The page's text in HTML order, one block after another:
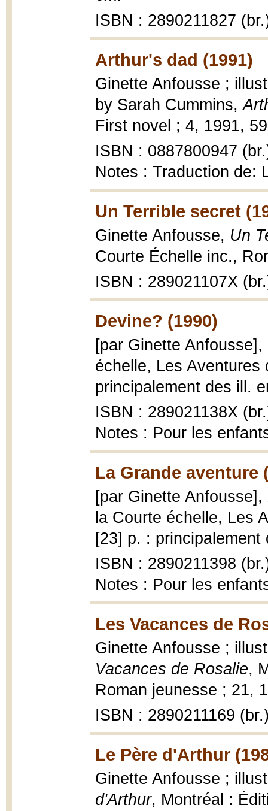
ISBN : 2890211827
Arthur's dad (1991)
Ginette Anfousse ;
by Sarah Cummins,
First novel ; 4, 1991,
ISBN : 0887800947
Notes : Traduction de:
Un Terrible secret
Ginette Anfousse, Un
Courte Échelle inc.,
ISBN : 289021107X
Devine? (1990)
[par Ginette Anfousse],
échelle, Les
principalement des ill.
ISBN : 289021138X
Notes : Pour les
La Grande aventure
[par Ginette Anfousse],
la Courte échelle, Les
[23] p. :
ISBN : 2890211398
Notes : Pour les
Les Vacances de
Ginette Anfousse ;
Vacances de Rosalie,
Roman jeunesse ; 21,
ISBN : 2890211169
Le Père d'Arthur
Ginette Anfousse ;
d'Arthur, Montréal :